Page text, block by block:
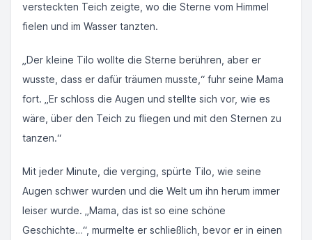
versteckten Teich zeigte, wo die Sterne vom Himmel
fielen und im Wasser tanzten.
„Der kleine Tilo wollte die Sterne berühren, aber er
wusste, dass er dafür träumen musste,“ fuhr seine Mama
fort. „Er schloss die Augen und stellte sich vor, wie es
wäre, über den Teich zu fliegen und mit den Sternen zu
tanzen.“
Mit jeder Minute, die verging, spürte Tilo, wie seine
Augen schwer wurden und die Welt um ihn herum immer
leiser wurde. „Mama, das ist so eine schöne
Geschichte…“, murmelte er schließlich, bevor er in einen